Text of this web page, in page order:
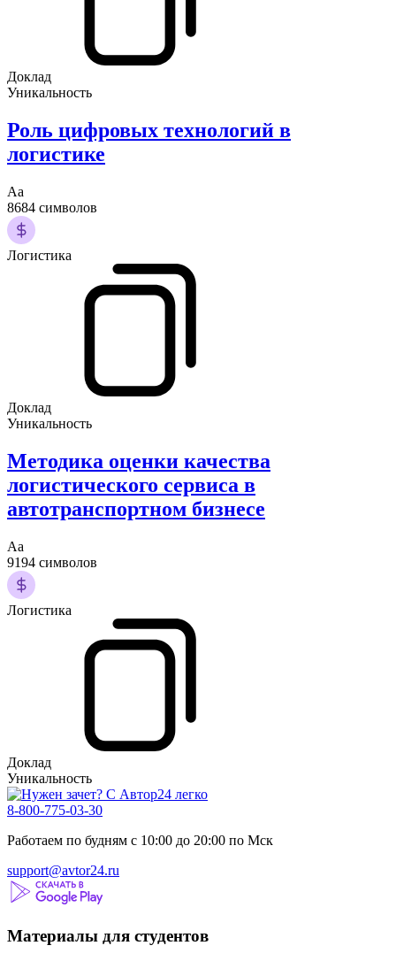
Доклад
Уникальность
Роль цифровых технологий в
логистике
Аа
8684 символов
Логистика
Доклад
Уникальность
Методика оценки качества
логистического сервиса в
автотранспортном бизнесе
Аа
9194 символов
Логистика
Доклад
Уникальность
8-800-775-03-30
Работаем по будням с 10:00 до 20:00 по Мск
support@avtor24.ru
Материалы для студентов